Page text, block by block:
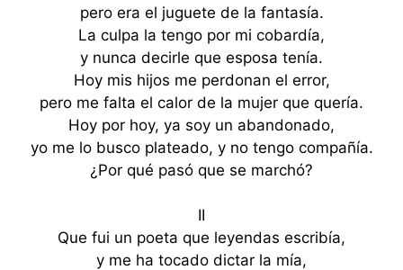
pero era el juguete de la fantasía.
La culpa la tengo por mi cobardía,
y nunca decirle que esposa tenía.
Hoy mis hijos me perdonan el error,
pero me falta el calor de la mujer que quería.
Hoy por hoy, ya soy un abandonado,
yo me lo busco plateado, y no tengo compañía.
¿Por qué pasó que se marchó?
II
Que fui un poeta que leyendas escribía,
y me ha tocado dictar la mía,